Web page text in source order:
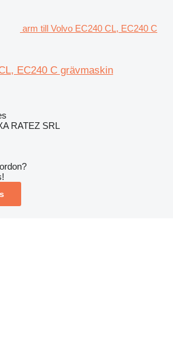
arm till Volvo EC240 CL, EC240 C
EC240 C grävmaskin
RATEZ SRL